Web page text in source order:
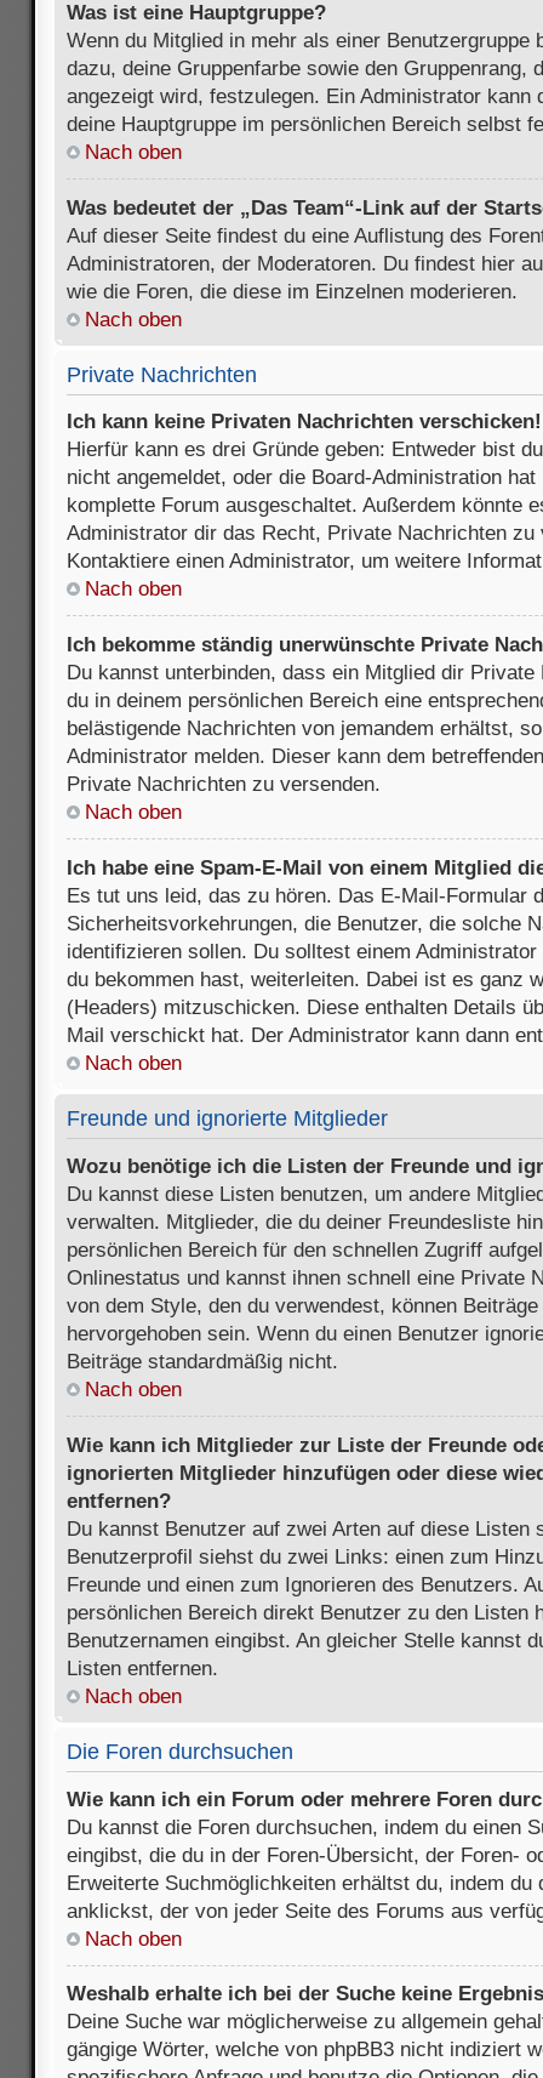
Was ist eine Hauptgruppe?
Wenn du Mitglied in mehr als einer Benutzergruppe
dazu, deine Gruppenfarbe sowie den Gruppenrang,
angezeigt wird, festzulegen. Ein Administrator kann
deine Hauptgruppe im persönlichen Bereich selbst
Nach oben
Was bedeutet der „Das Team“-Link auf der
Auf dieser Seite findest du eine Auflistung des
Administratoren, der Moderatoren. Du findest hier
wie die Foren, die diese im Einzelnen moderieren.
Nach oben
Private Nachrichten
Ich kann keine Privaten Nachrichten verschicken!
Hierfür kann es drei Gründe geben: Entweder bist
nicht angemeldet, oder die Board-Administration
komplette Forum ausgeschaltet. Außerdem könnte
Administrator dir das Recht, Private Nachrichten
Kontaktiere einen Administrator, um weitere
Nach oben
Ich bekomme ständig unerwünschte Private
Du kannst unterbinden, dass ein Mitglied dir
du in deinem persönlichen Bereich eine
belästigende Nachrichten von jemandem erhältst,
Administrator melden. Dieser kann dem
Private Nachrichten zu versenden.
Nach oben
Ich habe eine Spam-E-Mail von einem Mitglied
Es tut uns leid, das zu hören. Das E-Mail-Formular
Sicherheitsvorkehrungen, die Benutzer, die solche
identifizieren sollen. Du solltest einem
du bekommen hast, weiterleiten. Dabei ist es ganz
(Headers) mitzuschicken. Diese enthalten Details
Mail verschickt hat. Der Administrator kann dann
Nach oben
Freunde und ignorierte Mitglieder
Wozu benötige ich die Listen der Freunde und
Du kannst diese Listen benutzen, um andere
verwalten. Mitglieder, die du deiner Freundesliste
persönlichen Bereich für den schnellen Zugriff
Onlinestatus und kannst ihnen schnell eine Private
von dem Style, den du verwendest, können
hervorgehoben sein. Wenn du einen Benutzer
Beiträge standardmäßig nicht.
Nach oben
Wie kann ich Mitglieder zur Liste der Freunde
ignorierten Mitglieder hinzufügen oder diese
entfernen?
Du kannst Benutzer auf zwei Arten auf diese Listen
Benutzerprofil siehst du zwei Links: einen zum
Freunde und einen zum Ignorieren des Benutzers.
persönlichen Bereich direkt Benutzer zu den Listen
Benutzernamen eingibst. An gleicher Stelle kannst
Listen entfernen.
Nach oben
Die Foren durchsuchen
Wie kann ich ein Forum oder mehrere Foren
Du kannst die Foren durchsuchen, indem du einen
eingibst, die du in der Foren-Übersicht, der Foren-
Erweiterte Suchmöglichkeiten erhältst du, indem du
anklickst, der von jeder Seite des Forums aus
Nach oben
Weshalb erhalte ich bei der Suche keine
Deine Suche war möglicherweise zu allgemein
gängige Wörter, welche von phpBB3 nicht indiziert